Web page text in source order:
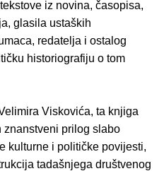
iz novina, časopisa,
glasila ustaških
redatelja i ostalog
historiografiju o tom
Viskovića, ta knjiga
znanstveni prilog slabo
kulturne i političke povijesti,
tadašnjega društvenog